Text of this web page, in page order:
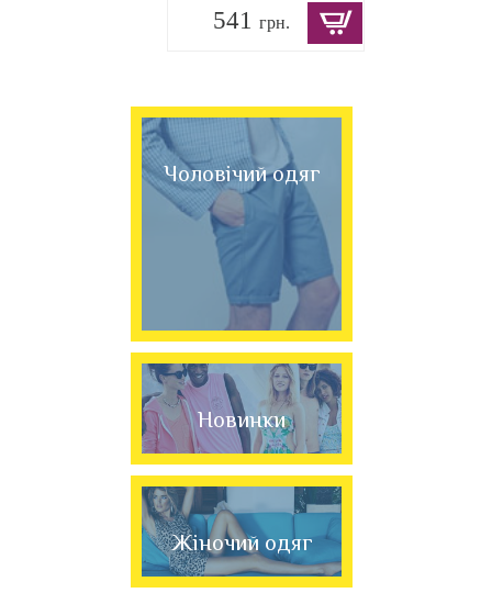
541 грн.
Чоловічий одяг
Новинки
Жіночий одяг